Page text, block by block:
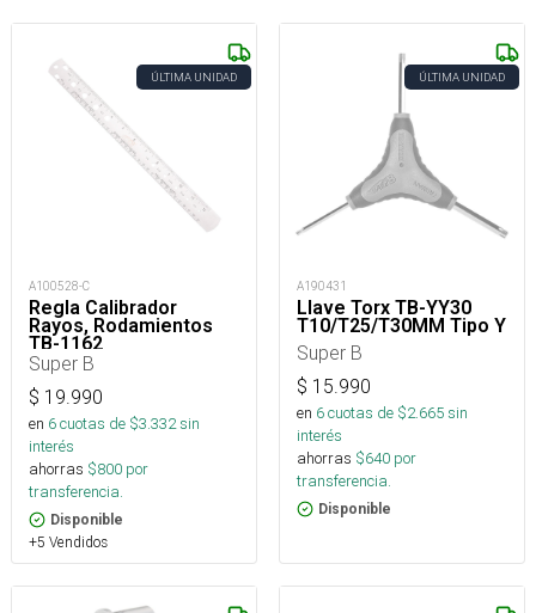
ÚLTIMA UNIDAD
A100528-C
Regla Calibrador
Rayos, Rodamientos
TB-1162
Super B
$ 19.990
en 6cuotas de $3.332sin
interés
ahorras $800 por
transferencia.
Disponible
+5 Vendidos
ÚLTIMA UNIDAD
A190431
Llave Torx TB-YY30
T10/T25/T30MM Tipo Y
Super B
$ 15.990
en 6cuotas de $2.665sin
interés
ahorras $640 por
transferencia.
Disponible